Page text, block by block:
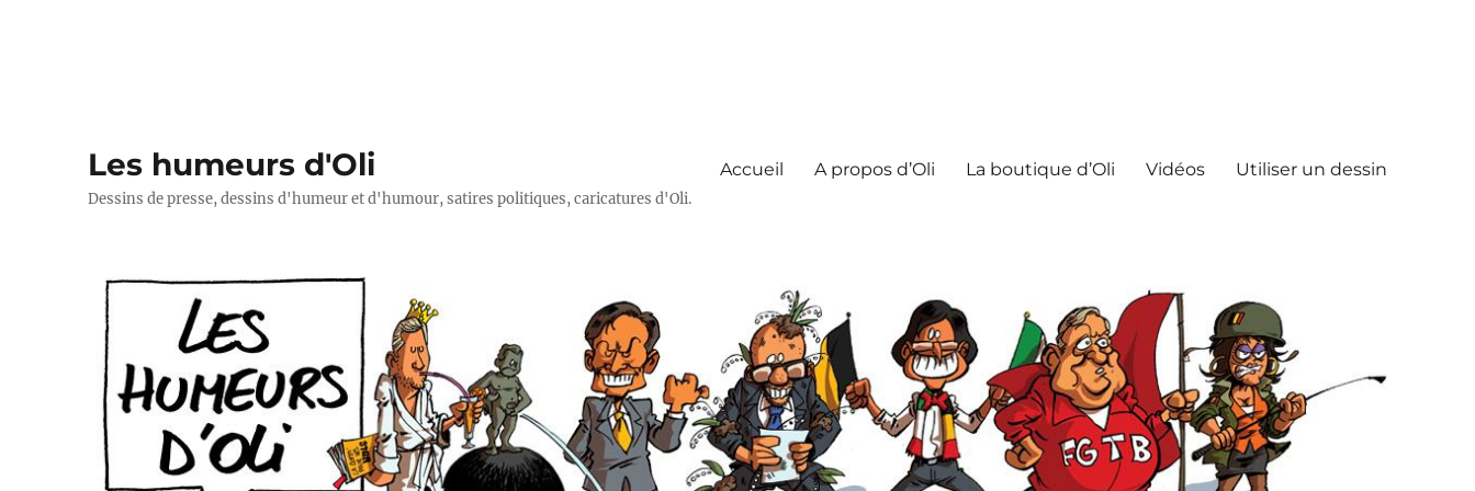
Les humeurs d'Oli
Dessins de presse, dessins d'humeur et d'humour, satires politiques, caricatures d'Oli.
Accueil A propos d’Oli La boutique d’Oli Vidéos Utiliser un dessin